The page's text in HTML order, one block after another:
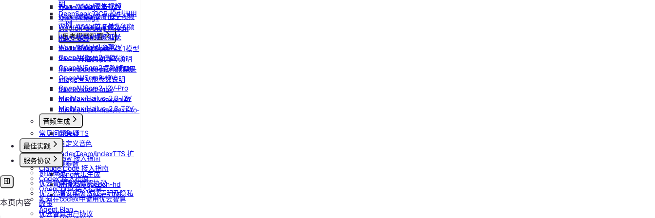
明
DeepSeek-OCR 模型调用
示例
思考模型配置
DeepSeek V3.1模型
开启关闭思考说明
Doubao豆包模型思
考功能参数说明
Qwen-Image-Edit
Qwen-Image
stepfun-ai/step1x-edit
flux.1-dev
flux-kontext-pro
flux-kontext-pro/multi
flux-kontext-pro/text-to-
image
flux-kontext-max
flux-kontext-max/multi
flux-kontext-max/text-to-
image
Vidu/图生视频
Vidu/参考图生视频
Vidu/首尾帧生视频
Vidu/视频延长
Vidu/对口型
Wan-AI/Wan2.2-T2V
Wan-AI/Wan2.5-I2V
Wan-AI/Wan2.5-T2V
Wan-AI/Wan2.6-I2V
Wan-AI/Wan2.6-T2V
OpenAI/Sora2-T2V
OpenAI/Sora2-T2V-Pro
OpenAI/Sora2-I2V
OpenAI/Sora2-I2V-Pro
MiniMax/Hailuo-2.3-I2V
MiniMax/Hailuo-2.3-T2V
音频生成
IndexTTS
自定义音色
IndexTeam/IndexTTS 扩
展参数
suno音乐生成
MiniMax/speech-hd
通义千问 Qwen-TTS
常见问题答疑
最佳实践
OpenClaw 接入指南
Claude Code 接入指南
Codex 接入指南
OpenCode 接入指南
如何在codex中调用优云智算
Agent Plan
服务协议
协议概览
优云智算服务框架协议
优云智算云服务法律声明及隐私
政策
优云智算用户协议
本页内容